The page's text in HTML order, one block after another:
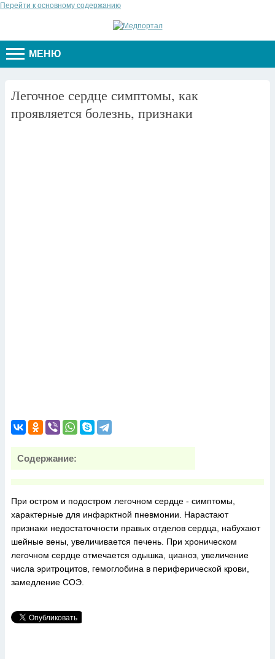
Перейти к основному содержанию
МЕНЮ
Легочное сердце симптомы, как
проявляется болезнь, признаки
Содержание:
При остром и подостром легочном сердце - симптомы,
характерные для инфарктной пневмонии. Нарастают
признаки недостаточности правых отделов сердца, набухают
шейные вены, увеличивается печень. При хроническом
легочном сердце отмечается одышка, цианоз, увеличение
числа эритроцитов, гемоглобина в периферической крови,
замедление СОЭ.